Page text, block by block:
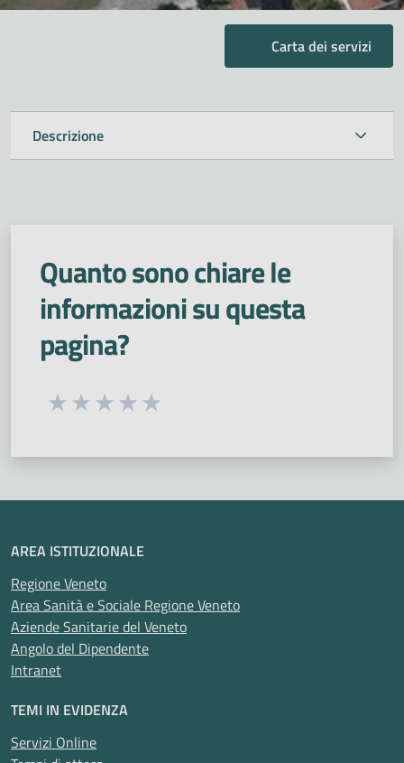
Carta dei servizi
Descrizione
Quanto sono chiare le
informazioni su questa
pagina?
Seleziona una valutazione da 1 a 5 stelle
AREA ISTITUZIONALE
Regione Veneto
Area Sanità e Sociale Regione Veneto
Aziende Sanitarie del Veneto
Angolo del Dipendente
Intranet
TEMI IN EVIDENZA
Servizi Online